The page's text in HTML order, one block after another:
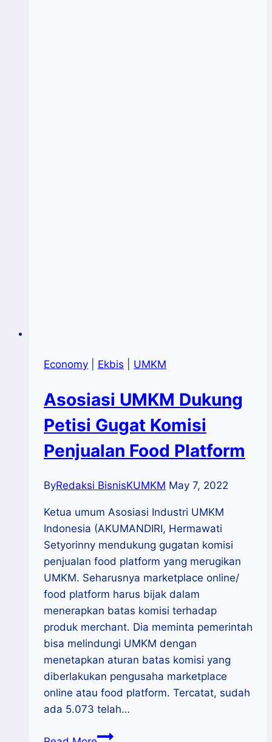
Economy Ekbis UMKM
Asosiasi UMKM Dukung
Petisi Gugat Komisi
Penjualan Food Platform
ByRedaksi BisnisKUMKM May 7, 2022
Ketua umum Asosiasi Industri UMKM
Indonesia (AKUMANDIRI, Hermawati
Setyorinny mendukung gugatan komisi
penjualan food platform yang merugikan
UMKM. Seharusnya marketplace online/
food platform harus bijak dalam
menerapkan batas komisi terhadap
produk merchant. Dia meminta pemerintah
bisa melindungi UMKM dengan
menetapkan aturan batas komisi yang
diberlakukan pengusaha marketplace
online atau food platform. Tercatat, sudah
ada 5.073 telah…
Asosiasi